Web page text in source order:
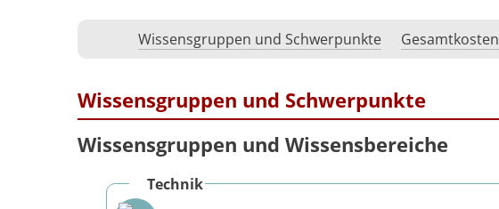
Wissensgruppen und Schwerpunkte Gesamtkosten
Wissensgruppen und Schwerpunkte
Wissensgruppen und Wissensbereiche
Technik